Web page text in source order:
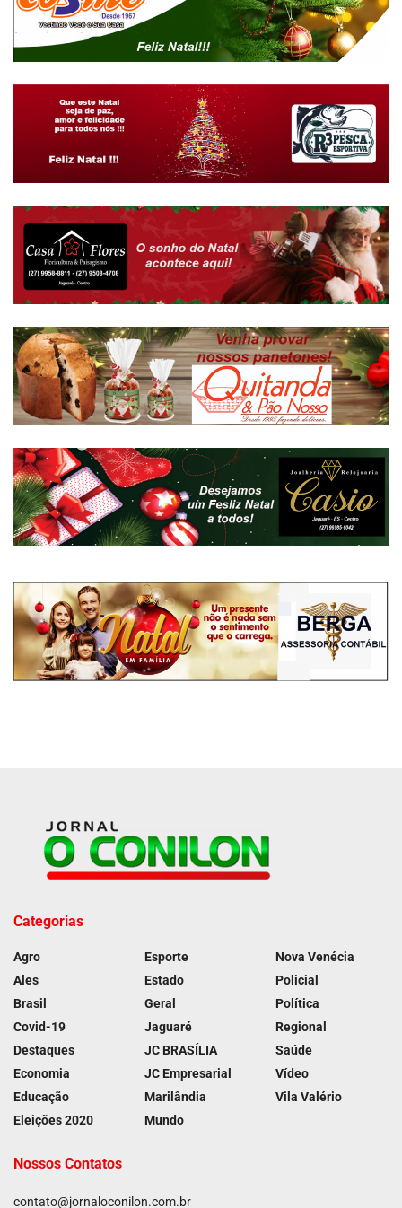
Categorias
Agro
Ales
Brasil
Covid-19
Destaques
Economia
Educação
Eleições 2020
Esporte
Estado
Geral
Jaguaré
JC BRASÍLIA
JC Empresarial
Marilândia
Mundo
Nova Venécia
Policial
Política
Regional
Saúde
Vídeo
Vila Valério
Nossos Contatos
contato@jornaloconilon.com.br